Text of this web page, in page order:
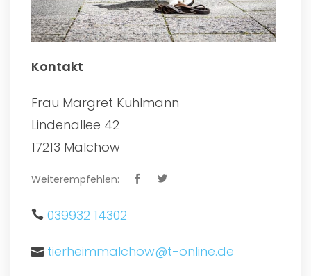
Kontakt
Frau Margret Kuhlmann
Lindenallee 42
17213 Malchow
Weiterempfehlen:
039932 14302
tierheimmalchow@t-online.de